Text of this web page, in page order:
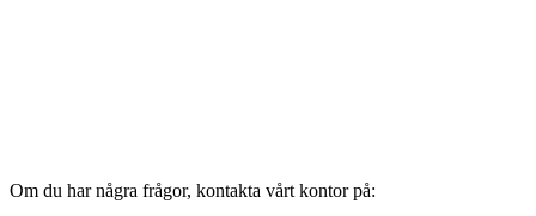
Om du har några frågor, kontakta vårt kontor på: